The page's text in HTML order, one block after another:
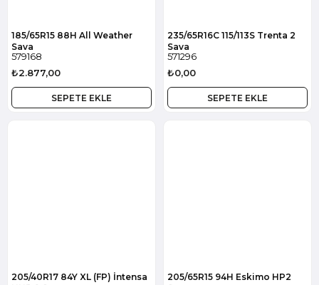
185/65R15 88H All Weather
Sava
579168
₺2.877,00
SEPETE EKLE
235/65R16C 115/113S Trenta 2
Sava
571296
₺0,00
SEPETE EKLE
205/40R17 84Y XL (FP) İntensa
205/65R15 94H Eskimo HP2